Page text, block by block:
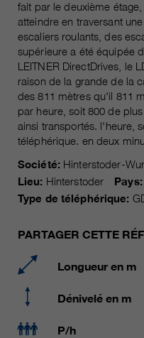
fait par le deuxième
atteindre en traversant
escaliers roulants, des
supérieure a été équipée
LEITNER DirectDrives, le
raison de la grande de la
des 811 mètres qu'il 811
par heure, soit 800 de
ainsi transportés. l'heure,
téléphérique. en deux
Société:Hinterstoder-
Lieu: Hinterstoder Pays:
Type de téléphérique:
PARTAGER CETTE
Longueur en m
Dénivelé en m
P/h
durée
pour
fin
C’est
les
Name
fournisseur
durée 30
fin
Les cookies
cookies statistiques
Name
_ga,
fournisseur
durée
varie
moins.
Ces
plus